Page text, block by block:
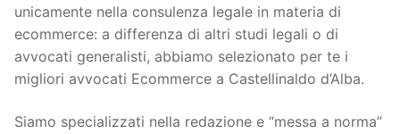
unicamente nella consulenza legale in materia di
ecommerce: a differenza di altri studi legali o di
avvocati generalisti, abbiamo selezionato per te i
migliori avvocati Ecommerce a Castellinaldo d’Alba.
Siamo specializzati nella redazione e “messa a norma”